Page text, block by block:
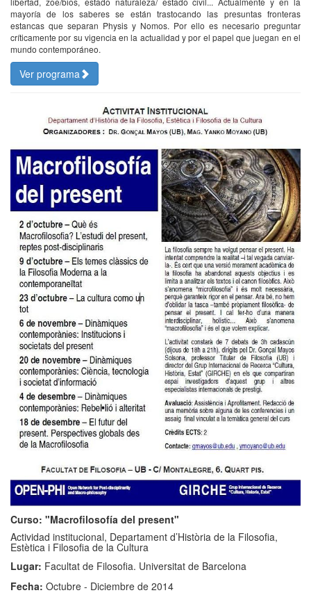
mayoría de los saberes se están trastocando las presuntas fronteras
estancas que separan Physis y Nomos. Por ello es necesario preguntar
críticamente por su vigencia en la actualidad y por el papel que juegan en el
mundo contemporáneo.
Ver programa
Curso: "Macrofilosofía del present"
Actividad institucional, Departament d’Història de la Filosofia,
Estètica i Filosofia de la Cultura
Lugar: Facultat de Filosofia. Universitat de Barcelona
Fecha: Octubre - Diciembre de 2014